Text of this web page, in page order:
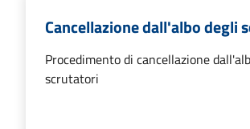
Cancellazione dall'albo degli
Procedimento di cancellazione
scrutatori